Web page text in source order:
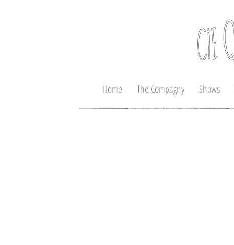
Home The Compagny Shows